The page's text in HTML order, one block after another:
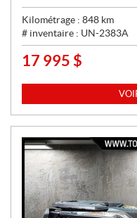
Kilométrage : 848 km
# inventaire : UN-2383A
P
X
:
17 995 $